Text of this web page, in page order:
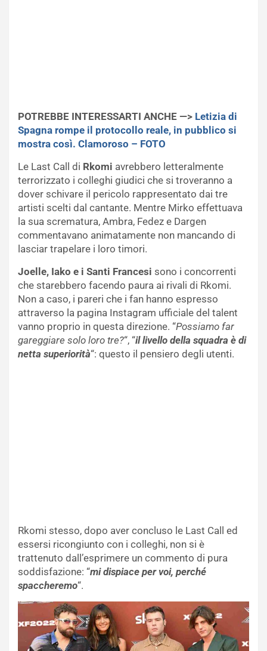
POTREBBE INTERESSARTI ANCHE —> Letizia di
Spagna rompe il protocollo reale, in pubblico si
mostra così. Clamoroso – FOTO
Le Last Call di Rkomi avrebbero letteralmente
terrorizzato i colleghi giudici che si troveranno a
dover schivare il pericolo rappresentato dai tre
artisti scelti dal cantante. Mentre Mirko effettuava
la sua scrematura, Ambra, Fedez e Dargen
commentavano animatamente non mancando di
lasciar trapelare i loro timori.
Joelle, Iako e i Santi Francesi sono i concorrenti
che starebbero facendo paura ai rivali di Rkomi.
Non a caso, i pareri che i fan hanno espresso
attraverso la pagina Instagram ufficiale del talent
vanno proprio in questa direzione. “Possiamo far
gareggiare solo loro tre?“, “il livello della squadra è di
netta superiorità“: questo il pensiero degli utenti.
Rkomi stesso, dopo aver concluso le Last Call ed
essersi ricongiunto con i colleghi, non si è
trattenuto dall’esprimere un commento di pura
soddisfazione: “mi dispiace per voi, perché
spaccheremo“.